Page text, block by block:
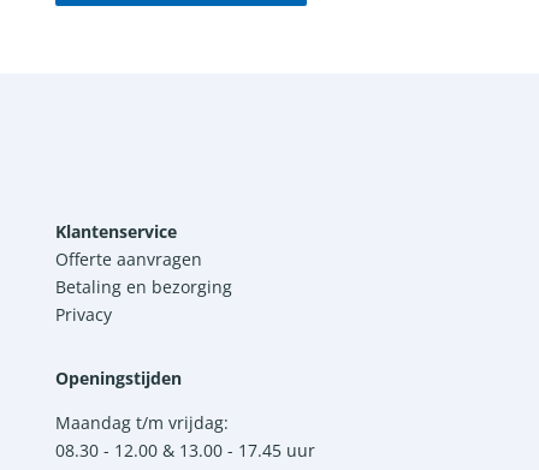
Klantenservice
Offerte aanvragen
Betaling en bezorging
Privacy
Openingstijden
Maandag t/m vrijdag:
08.30 - 12.00 & 13.00 - 17.45 uur